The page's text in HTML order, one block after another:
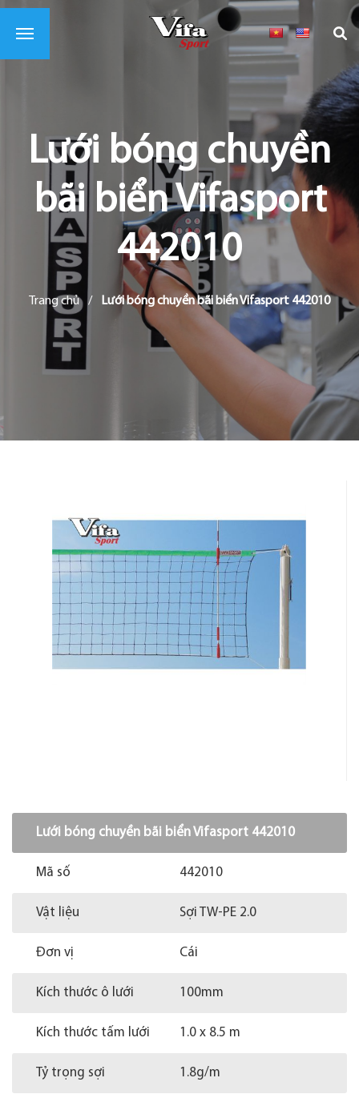
Lưới bóng chuyền
bãi biển Vifasport
442010
Trang chủ / Lưới bóng chuyền bãi biển Vifasport 442010
Lưới bóng chuyền bãi biển Vifasport 442010
Mã số 442010
Vật liệu Sợi TW-PE 2.0
Đơn vị Cái
Kích thước ô lưới 100mm
Kích thước tấm lưới 1.0 x 8.5 m
Tỷ trọng sợi 1.8g/m